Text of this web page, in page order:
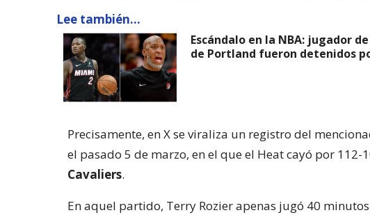
Lee también...
Escándalo en la NBA: jugador
de Portland fueron detenidos
Precisamente, en X se viraliza un registro del
el pasado 5 de marzo, en el que el Heat cayó por 112-
Cavaliers.
En aquel partido, Terry Rozier apenas jugó 40